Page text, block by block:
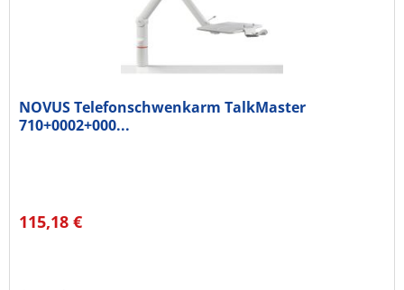
NOVUS Telefonschwenkarm TalkMaster
710+0002+000...
115,18 €